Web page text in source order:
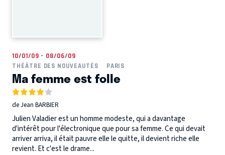
10/01/09 - 08/06/09
THÉÂTRE DES NOUVEAUTÉS
PARIS
Ma femme est folle
de Jean BARBIER
Julien Valadier est un homme modeste, qui a davantage
d'intérêt pour l'électronique que pour sa femme. Ce qui devait
arriver arriva, il était pauvre elle le quitte, il devient riche elle
revient. Et c'est le drame...